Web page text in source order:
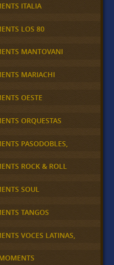
ITALIA
LOS 80
MANTOVANI
MARIACHI
OESTE
ORQUESTAS
PASODOBLES,
ROCK & ROLL
SOUL
TANGOS
VOCES LATINAS,